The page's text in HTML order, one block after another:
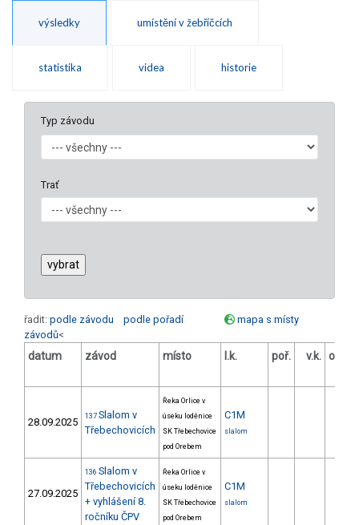
výsledky umístění v žebříčcích
statistika videa historie
Typ závodu
Trať
řadit: podle závodu podle pořadí
mapa s místy
závodů<
datum závod místo l.k. poř. v.k.
28.09.2025 137 Slalom v
Třebechovicích
Řeka Orlice v
úseku loděnice
SK Třebechovice
pod Orebem
C1M
slalom
27.09.2025
136 Slalom v
Třebechovicích
+ vyhlášení 8.
ročníku ČPV
Řeka Orlice v
úseku loděnice
SK Třebechovice
pod Orebem
C1M
slalom